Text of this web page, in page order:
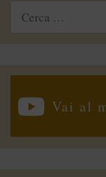
Ricerca
Vai al